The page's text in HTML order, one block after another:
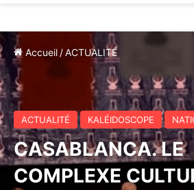
Accueil /ACTUALITÉ
ACTUALITÉ KALÉIDOSCOPE
CASABLANCA. LE
COMPLEXE